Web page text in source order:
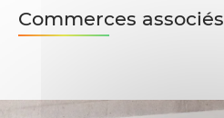
Commerces associés